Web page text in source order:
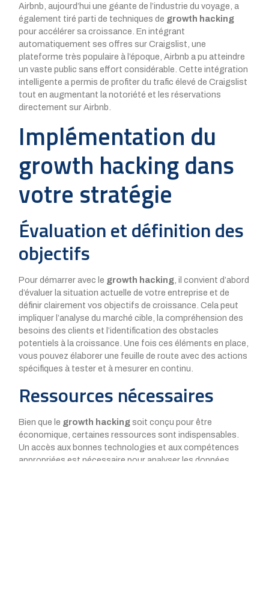
Airbnb, aujourd’hui une géante de l’industrie du voyage, a
également tiré parti de techniques de growth hacking
pour accélérer sa croissance. En intégrant
automatiquement ses offres sur Craigslist, une
plateforme très populaire à l’époque, Airbnb a pu atteindre
un vaste public sans effort considérable. Cette intégration
intelligente a permis de profiter du trafic élevé de Craigslist
tout en augmentant la notoriété et les réservations
directement sur Airbnb.
Implémentation du
growth hacking dans
votre stratégie
Évaluation et définition des
objectifs
Pour démarrer avec le growth hacking , il convient d’abord
d’évaluer la situation actuelle de votre entreprise et de
définir clairement vos objectifs de croissance. Cela peut
impliquer l’analyse du marché cible, la compréhension des
besoins des clients et l’identification des obstacles
potentiels à la croissance. Une fois ces éléments en place,
vous pouvez élaborer une feuille de route avec des actions
spécifiques à tester et à mesurer en continu.
Ressources nécessaires
Bien que le growth hacking soit conçu pour être
économique, certaines ressources sont indispensables.
Un accès aux bonnes technologies et aux compétences
appropriées est nécessaire pour analyser les données,